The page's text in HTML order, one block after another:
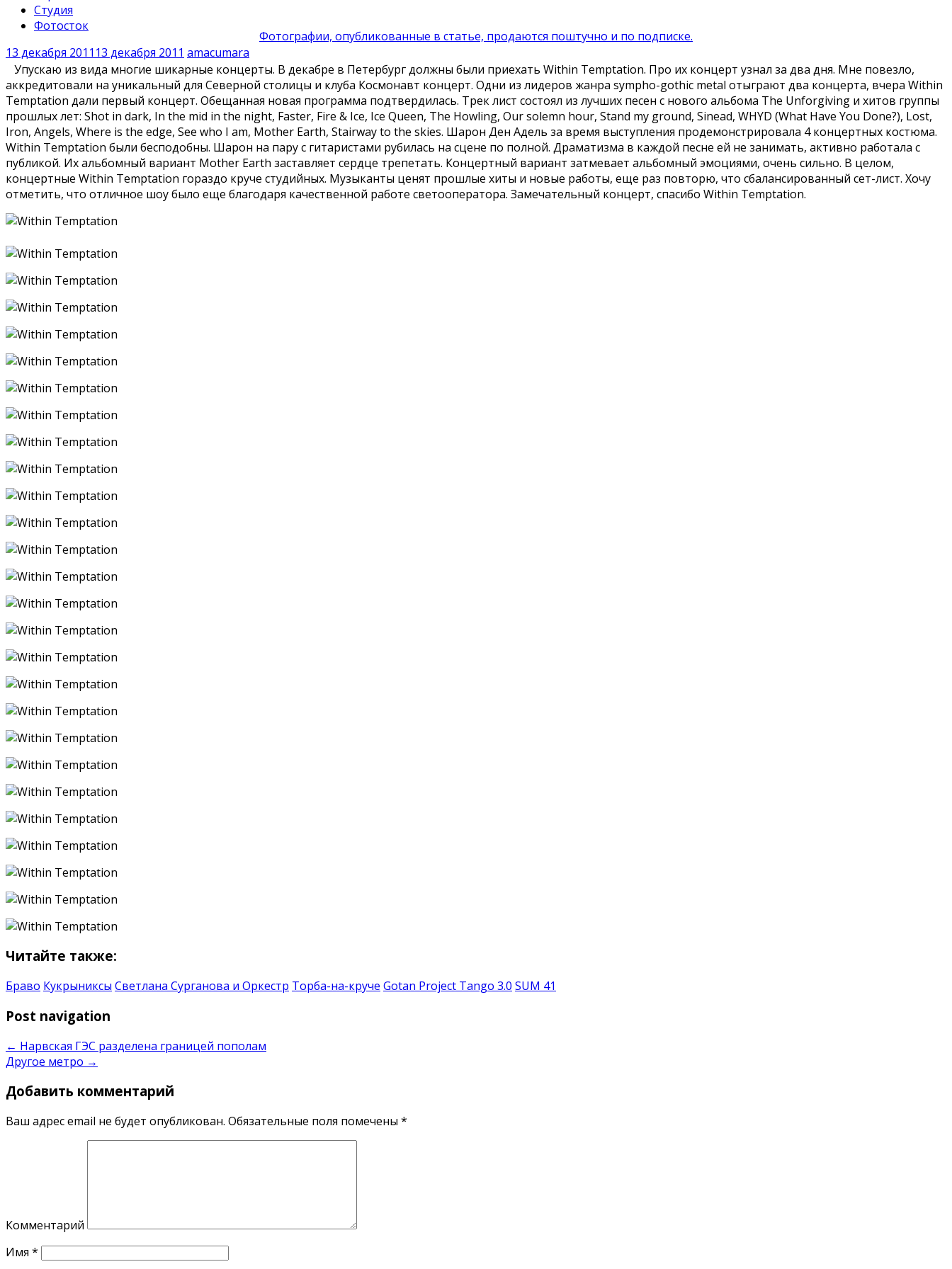
Студия
Фотосток
13 декабря 2011 13 декабря 2011 amacumara
Фотографии, опубликованные в статье, продаются поштучно и по подписке.
Упускаю из вида многие шикарные концерты. В декабре в Петербург должны были приехать Within Temptation. Про их концерт узнал за два дня. Мне повезло,
аккредитовали на уникальный для Северной столицы и клуба Космонавт концерт. Одни из лидеров жанра sympho-gothic metal отыграют два концерта, вчера Within
Temptation дали первый концерт. Обещанная новая программа подтвердилась. Трек лист состоял из лучших песен с нового альбома The Unforgiving и хитов группы
прошлых лет: Shot in dark, In the mid in the night, Faster, Fire & Ice, Ice Queen, The Howling, Our solemn hour, Stand my ground, Sinead, WHYD (What Have You Done?), Lost,
Iron, Angels, Where is the edge, See who I am, Mother Earth, Stairway to the skies. Шарон Ден Адель за время выступления продемонстрировала 4 концертных костюма.
Within Temptation были бесподобны. Шарон на пару с гитаристами рубилась на сцене по полной. Драматизма в каждой песне ей не занимать, активно работала с
публикой. Их альбомный вариант Mother Earth заставляет сердце трепетать. Концертный вариант затмевает альбомный эмоциями, очень сильно. В целом,
концертные Within Temptation гораздо круче студийных. Музыканты ценят прошлые хиты и новые работы, еще раз повторю, что сбалансированный сет-лист. Хочу
отметить, что отличное шоу было еще благодаря качественной работе светооператора. Замечательный концерт, спасибо Within Temptation.
Читайте также:
Браво Кукрыниксы Светлана Сурганова и Оркестр Торба-на-круче Gotan Project Tango 3.0 SUM 41
Post navigation
← Нарвская ГЭС разделена границей пополам
Другое метро →
Добавить комментарий
Ваш адрес email не будет опубликован. Обязательные поля помечены *
Комментарий
Имя *